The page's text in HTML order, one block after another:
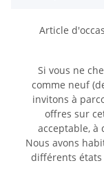
Article
Si vous ne
comme neuf
invitons à
offres sur
acceptable, à
Nous avons
différents